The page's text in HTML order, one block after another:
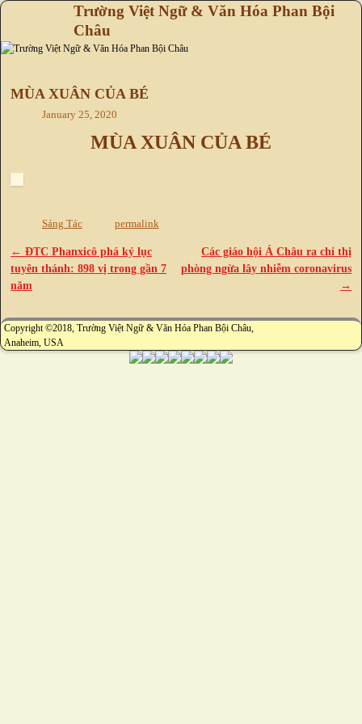
Trường Việt Ngữ & Văn Hóa Phan Bội
Châu
MÙA XUÂN CỦA BÉ
January 25, 2020
MÙA XUÂN CỦA BÉ
Sáng Tác permalink
Post navigation
← ĐTC Phanxicô phá kỷ lục
tuyên thánh: 898 vị trong gần 7
năm
Các giáo hội Á Châu ra chỉ thị
phòng ngừa lây nhiễm coronavirus
→
Copyright ©2018, Trường Việt Ngữ & Văn Hóa Phan Bội Châu,
Anaheim, USA